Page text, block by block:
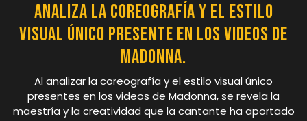
Analiza la coreografía y el estilo
visual único presente en los videos de
Madonna.
Al analizar la coreografía y el estilo visual único
presentes en los videos de Madonna, se revela la
maestría y la creatividad que la cantante ha aportado